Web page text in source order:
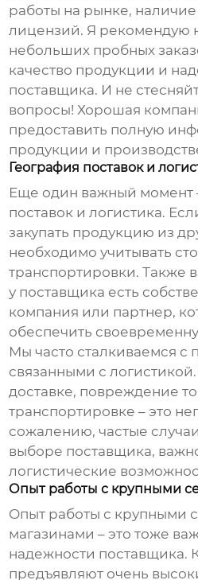
работы на рынке,
лицензий. Я рекомендую
небольших пробных
качество продукции и
поставщика. И не
вопросы! Хорошая
предоставить полную
продукции и
География поставок и
Еще один важный момент
поставок и логистика.
закупать продукцию из
необходимо учитывать
транспортировки. Также
у поставщика есть
компания или партнер,
обеспечить
Мы часто сталкиваемся с
связанными с
доставке, повреждение
транспортировке – это
сожалению, частые
выборе поставщика,
логистические
Опыт работы с крупными
Опыт работы с крупными
магазинами – это тоже
надежности поставщика.
предъявляют очень